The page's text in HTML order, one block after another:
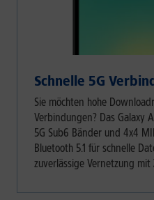
Schnelle 5G
Sie möchten hohe
Verbindungen? Das Galaxy
5G Sub6 Bänder und 4x4
Bluetooth 5.1 für schnelle
zuverlässige Vernetzung mit